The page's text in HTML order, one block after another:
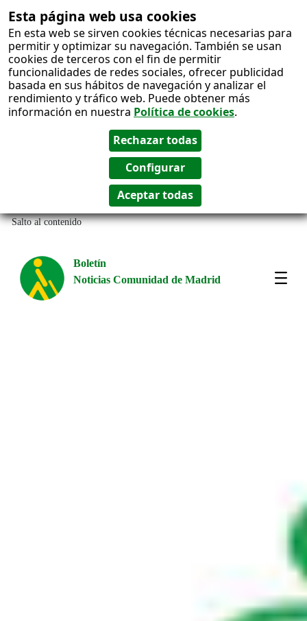
Esta página web usa cookies
En esta web se sirven cookies técnicas necesarias para
permitir y optimizar su navegación. También se usan
cookies de terceros con el fin de permitir
funcionalidades de redes sociales, ofrecer publicidad
basada en sus hábitos de navegación y analizar el
rendimiento y tráfico web. Puede obtener más
información en nuestra Política de cookies.
Salto al contenido
Boletín
Noticias Comunidad de Madrid